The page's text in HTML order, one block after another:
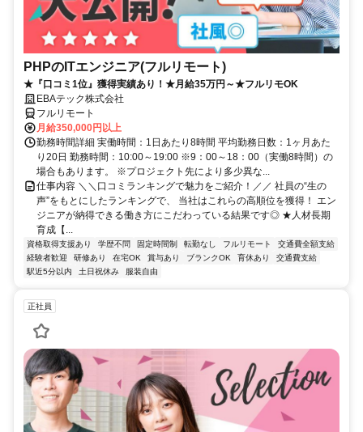
PHPのITエンジニア(フルリモート)
★『口コミ1位』獲得実績あり！★月給35万円～★フルリモOK
EBAテック株式会社
フルリモート
月給350,000円以上
勤務時間詳細 実働時間：1日あたり8時間 平均勤務日数：1ヶ月あた
り20日 勤務時間：10:00～19:00 ※9：00～18：00（実働8時間）の
場合もあります。 ※プロジェクト先により多少異な...
仕事内容 ＼＼口コミランキングで魅力をご紹介！／／ 社員の“生の
声”をもとにしたランキングで、 当社はこれらの高順位を獲得！ エン
ジニアが納得できる働き方にこだわっている結果です◎ ★人材長期
育成【...
資格取得支援あり 学歴不問 固定時間制 転勤なし フルリモート
交通費全額支給
経験者歓迎
研修あり 在宅OK 賞与あり ブランクOK 育休あり
交通費支給
駅近5分以内
土日祝休み 服装自由
正社員